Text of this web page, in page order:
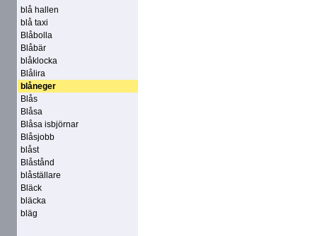
blå hallen
blå taxi
Blåbolla
Blåbär
blåklocka
Blålira
blåneger
Blås
Blåsa
Blåsa isbjörnar
Blåsjobb
blåst
Blåstånd
blåställare
Bläck
bläcka
bläg